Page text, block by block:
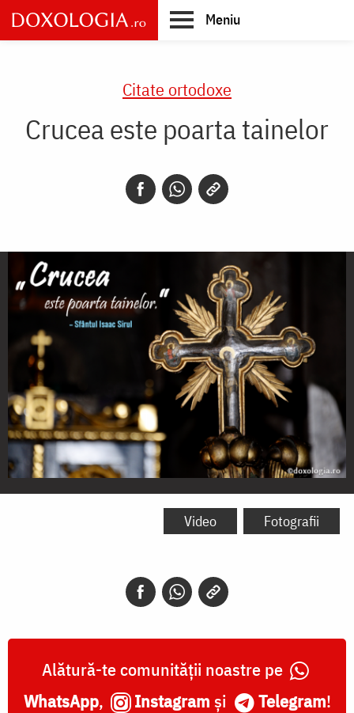
Skip
to
main
Meniu
Citate ortodoxe
Crucea este poarta tainelor
Crucea
Video Fotografii
Alătură-te comunității noastre pe
WhatsApp, Instagram și Telegram!